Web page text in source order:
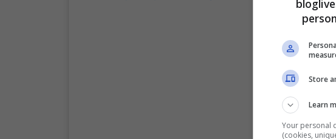
Store
Learn
Your personal
(cookies,